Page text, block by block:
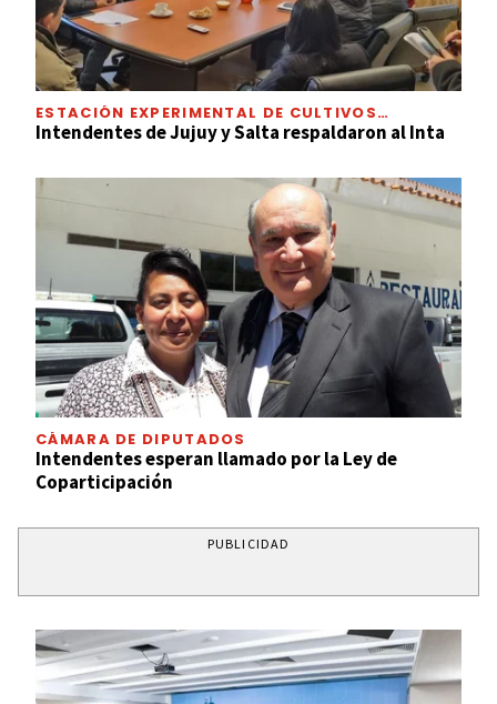
ESTACIÓN EXPERIMENTAL DE CULTIVOS
TROPICALES
Intendentes de Jujuy y Salta respaldaron al Inta
CÁMARA DE DIPUTADOS
Intendentes esperan llamado por la Ley de
Coparticipación
PUBLICIDAD